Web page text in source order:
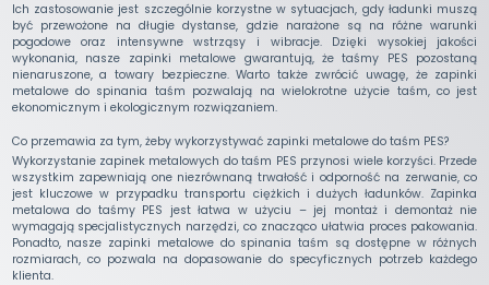
Ich zastosowanie jest szczególnie korzystne w sytuacjach, gdy ładunki muszą
być przewożone na długie dystanse, gdzie narażone są na różne warunki
pogodowe oraz intensywne wstrząsy i wibracje. Dzięki wysokiej jakości
wykonania, nasze zapinki metalowe gwarantują, że taśmy PES pozostaną
nienaruszone, a towary bezpieczne. Warto także zwrócić uwagę, że zapinki
metalowe do spinania taśm pozwalają na wielokrotne użycie taśm, co jest
ekonomicznym i ekologicznym rozwiązaniem.
Co przemawia za tym, żeby wykorzystywać zapinki metalowe do taśm PES?
Wykorzystanie zapinek metalowych do taśm PES przynosi wiele korzyści. Przede
wszystkim zapewniają one niezrównaną trwałość i odporność na zerwanie, co
jest kluczowe w przypadku transportu ciężkich i dużych ładunków. Zapinka
metalowa do taśmy PES jest łatwa w użyciu – jej montaż i demontaż nie
wymagają specjalistycznych narzędzi, co znacząco ułatwia proces pakowania.
Ponadto, nasze zapinki metalowe do spinania taśm są dostępne w różnych
rozmiarach, co pozwala na dopasowanie do specyficznych potrzeb każdego
klienta.